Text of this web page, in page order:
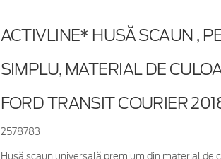
ACTIVLINE* HUSĂ SCAUN ,
SIMPLU, MATERIAL DE
FORD TRANSIT COURIER
2578783
Husă scaun universală premium din material de